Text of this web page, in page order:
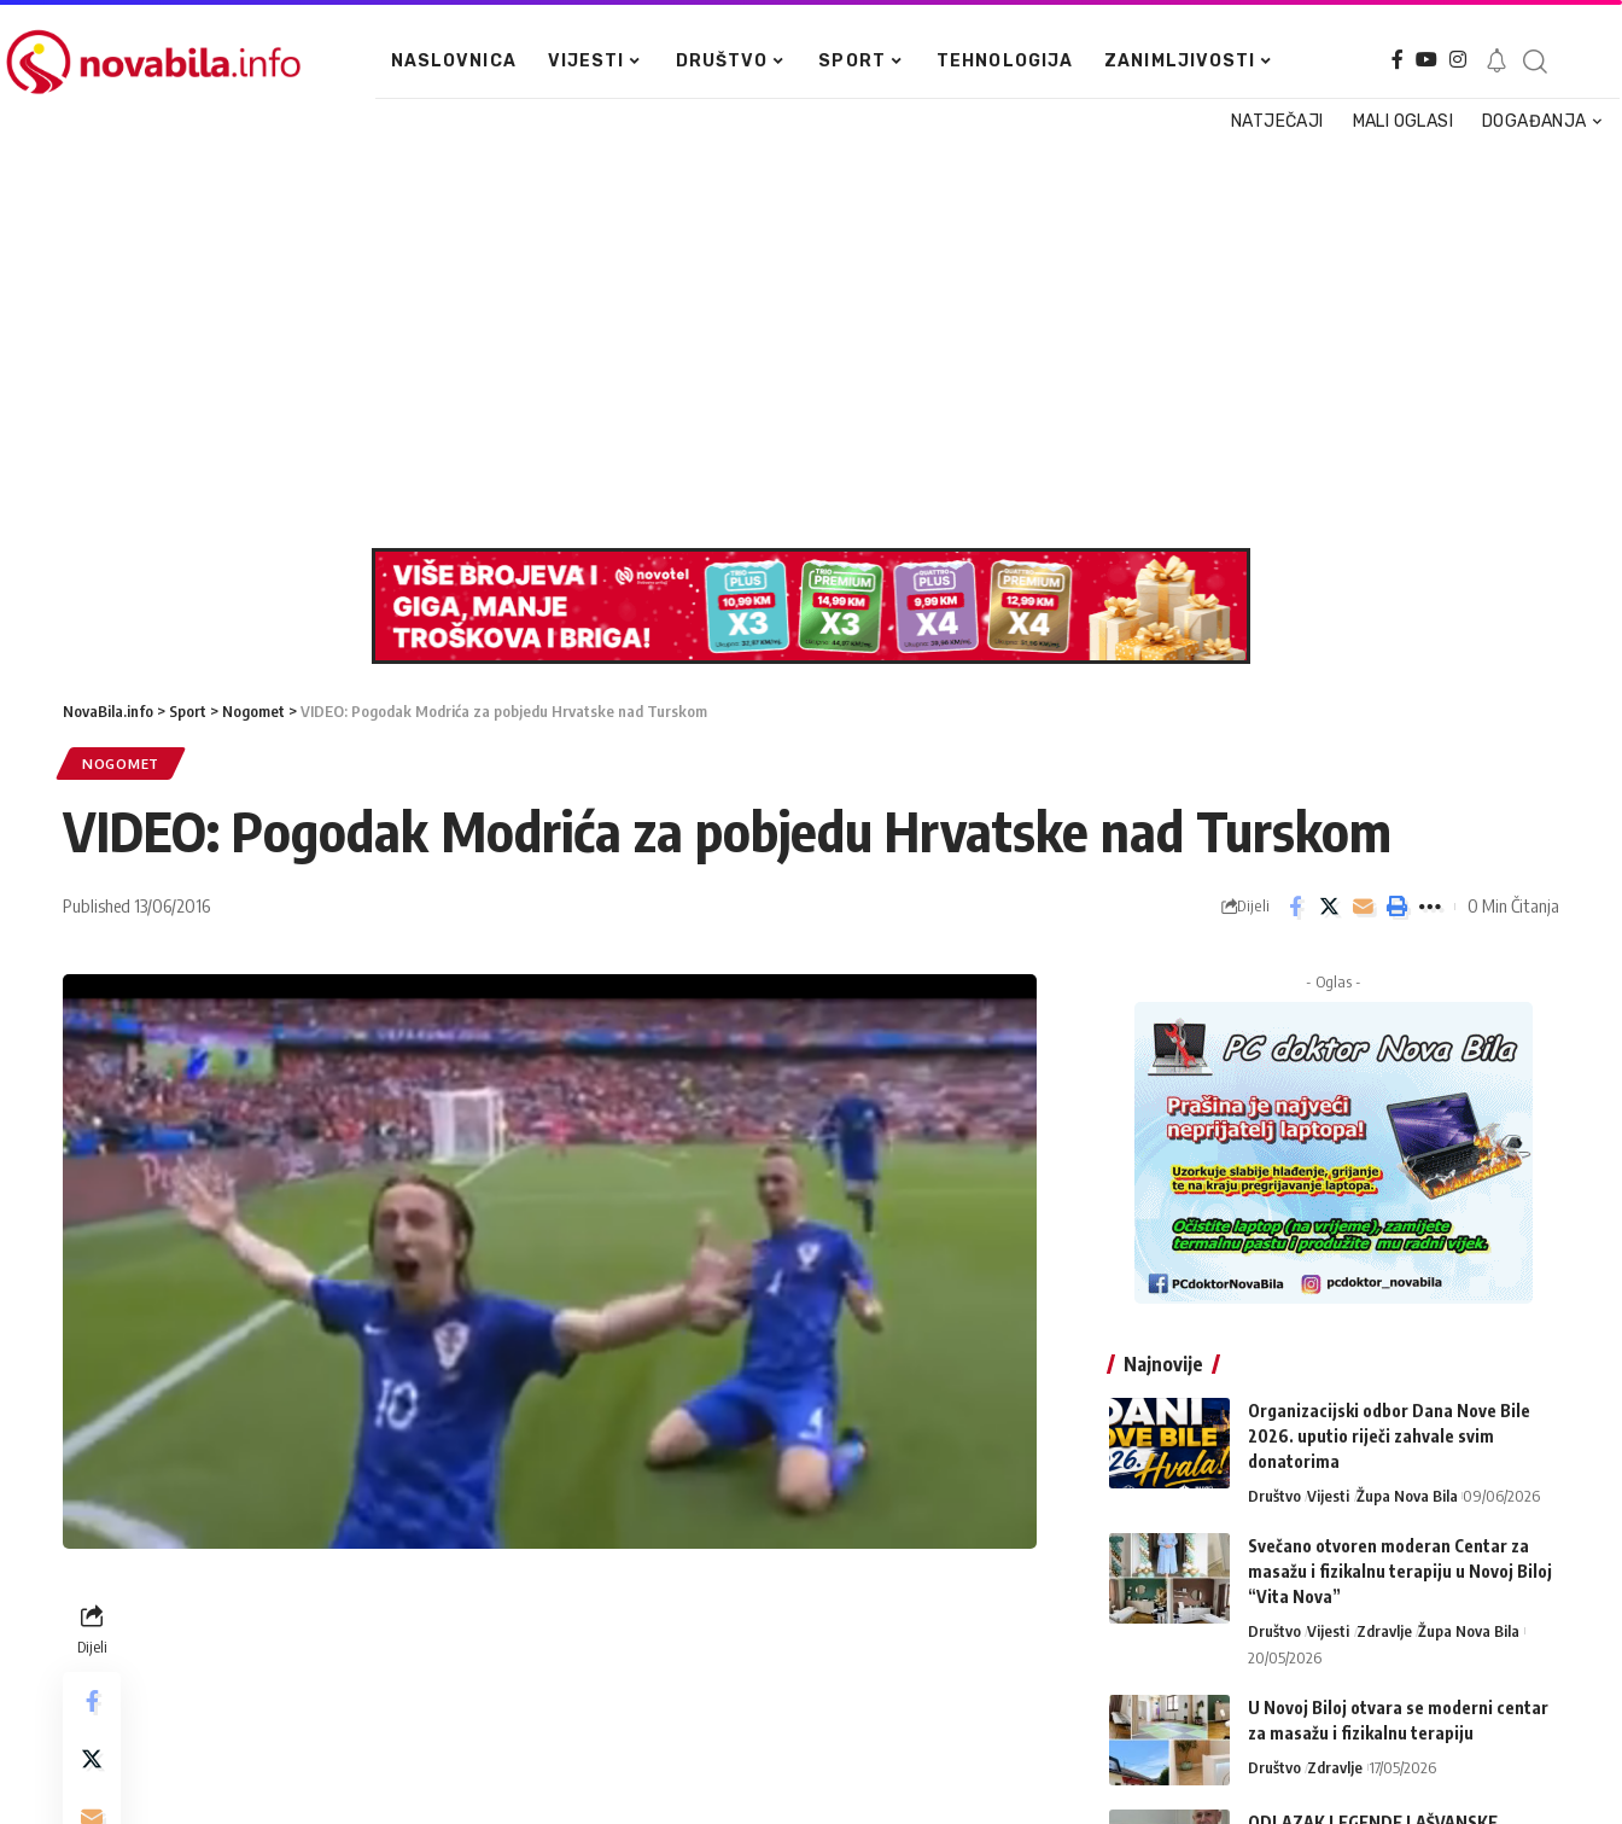
NASLOVNICA VIJESTI DRUŠTVO SPORT TEHNOLOGIJA ZANIMLJIVOSTI
NATJEČAJI MALI OGLASI DOGAĐANJA
NovaBila.info > Sport > Nogomet >VIDEO: Pogodak Modrića za pobjedu Hrvatske nad Turskom
NOGOMET
VIDEO: Pogodak Modrića za pobjedu Hrvatske nad Turskom
Published 13/06/2016 Dijeli 0 Min Čitanja
Dijeli
- Oglas -
Najnovije
Organizacijski odbor Dana Nove Bile
2026. uputio riječi zahvale svim
donatorima
Društvo Vijesti Župa Nova Bila 09/06/2026
Svečano otvoren moderan Centar za
masažu i fizikalnu terapiju u Novoj Biloj
“Vita Nova”
Društvo Vijesti Zdravlje Župa Nova Bila
20/05/2026
U Novoj Biloj otvara se moderni centar
za masažu i fizikalnu terapiju
Društvo Zdravlje 17/05/2026